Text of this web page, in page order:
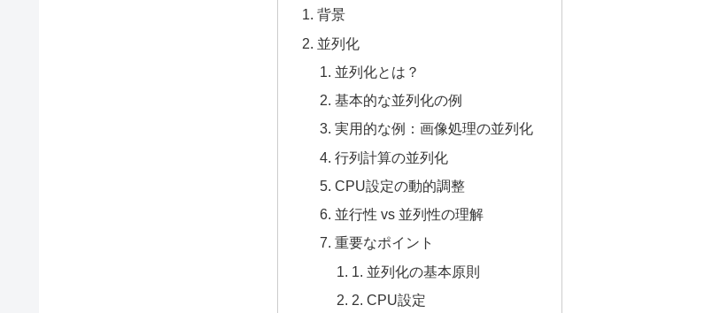
背景
並列化
並列化とは？
基本的な並列化の例
実用的な例：画像処理の並列化
行列計算の並列化
CPU設定の動的調整
並行性 vs 並列性の理解
重要なポイント
1. 並列化の基本原則
2. CPU設定